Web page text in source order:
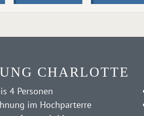
CHARLOTTE
4 Personen
im Hochparterre